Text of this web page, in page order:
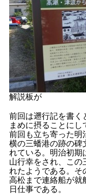
解説板が
前回は遡行記を書く
まめに摂ることに
前回も立ち寄った明
横の三蟠港の跡の碑
れている。明治初期
山行幸をされ、この
れたようである。そ
高松まで連絡船が就
日仕事である。